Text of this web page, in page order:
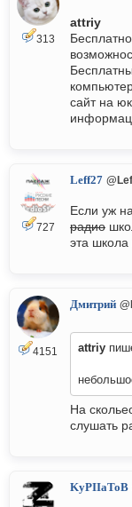
313
attriy
сайт на
727
Leff27
Если уж
радио
эта
4151
Дмитрий
attriy
На
слушать
KyPIIaToB